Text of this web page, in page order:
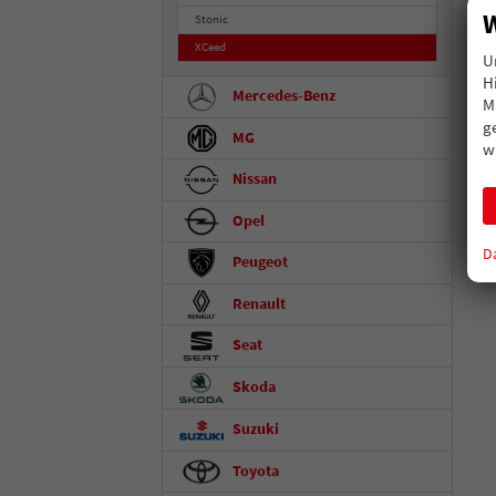
Stonic
XCeed
Mercedes-Benz
MG
Nissan
Opel
Peugeot
Renault
Seat
Skoda
Suzuki
Toyota